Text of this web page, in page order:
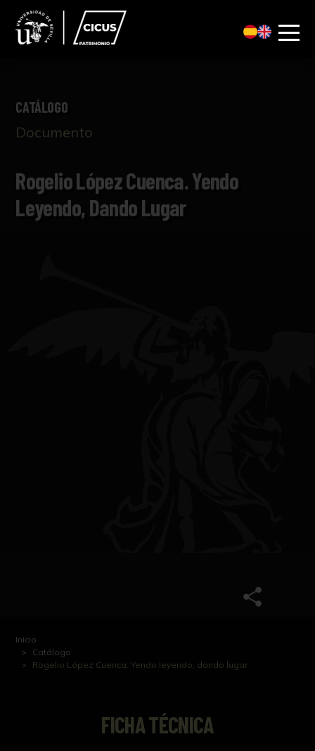
CATÁLOGO
Documento
Rogelio López Cuenca. Yendo
Leyendo, Dando Lugar
Inicio
Catálogo
Rogelio López Cuenca. Yendo leyendo, dando lugar
FICHA TÉCNICA